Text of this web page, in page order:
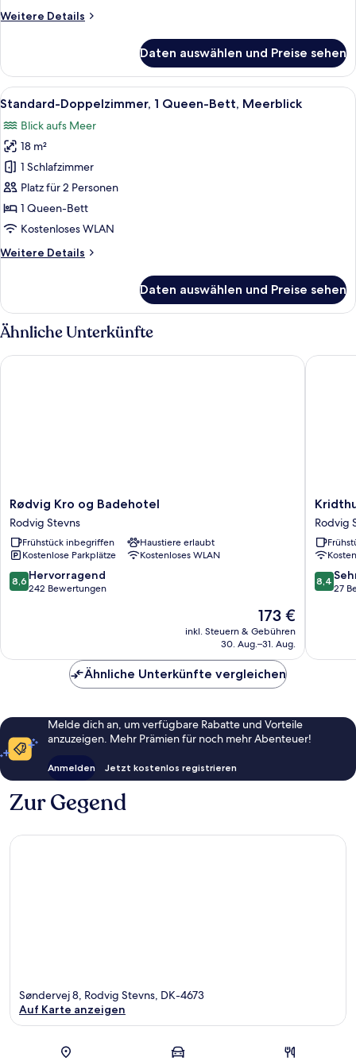
anzeigen
Weitere Details
Weitere
Doppelzimmer,
Queen-
Daten auswählen und Preise sehen
Alle
Fotos
für
Standard-
Doppelzimmer,
1
Queen-
Bett,
anzeigen
Ein Hotelzimmer mit Bett,
5
Standard-Doppelzimmer, 1 Queen-Bett, Meerblick
Blick aufs Meer
18 m²
1 Schlafzimmer
Platz für 2 Personen
1 Queen-Bett
Kostenloses WLAN
Weitere Details
Weitere
Doppelzimmer,
1
Queen-
Bett,
Meerblick
Daten auswählen und Preise sehen
Ähnliche Unterkünfte
Rødvig
Kro
og
Badehotel
Rodvig
Stevns
Rødvig Kro og Badehotel
Rodvig Stevns
Frühstück inbegriffen
Haustiere erlaubt
Kostenlose Parkplätze
Kostenloses WLAN
8.6
von
8,6 Hervorragend
242 Bewertungen
Der
Preis
beträgt
173 €
inkl. Steuern & Gebühren
30. Aug.–31. Aug.
Rødvig Kro og Badehotel
Rodvig
Stevns
Rodvig
8.4
von
8,4
27
Ähnliche Unterkünfte vergleichen
Melde dich an, um verfügbare Rabatte und Vorteile
anzuzeigen. Mehr Prämien für noch mehr Abenteuer!
Anmelden Jetzt kostenlos registrieren
Zur Gegend
Karte
Søndervej 8, Rodvig Stevns, DK-4673
Auf Karte anzeigen